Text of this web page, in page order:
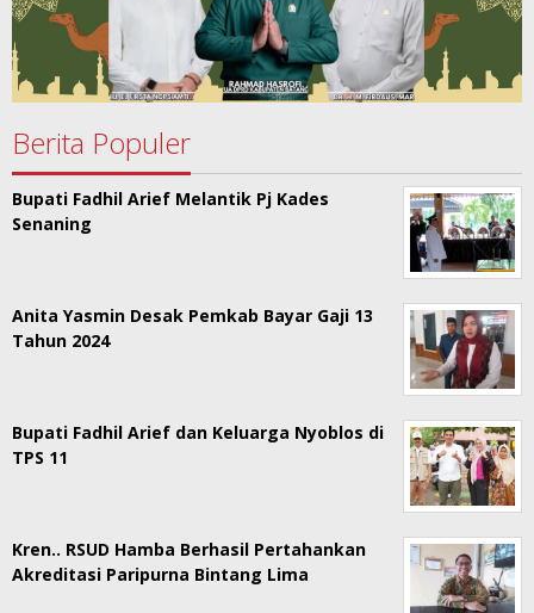
Berita Populer
Bupati Fadhil Arief Melantik Pj Kades
Senaning
Anita Yasmin Desak Pemkab Bayar Gaji 13
Tahun 2024
Bupati Fadhil Arief dan Keluarga Nyoblos di
TPS 11
Kren.. RSUD Hamba Berhasil Pertahankan
Akreditasi Paripurna Bintang Lima